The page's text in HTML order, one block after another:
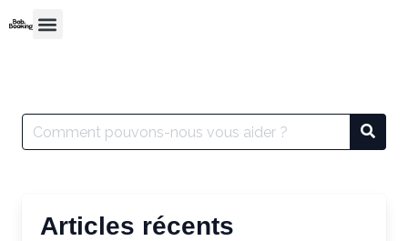
Articles récents